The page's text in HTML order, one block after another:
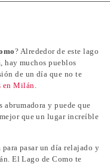
? Alrededor de este lago
hay muchos pueblos
de un día que no te
en Milán
abrumadora y puede que
que un lugar increíble
pasar un día relajado y
El Lago de Como te